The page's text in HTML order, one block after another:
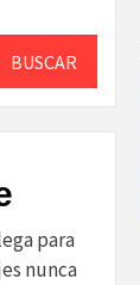
BUSCAR
para
nunca